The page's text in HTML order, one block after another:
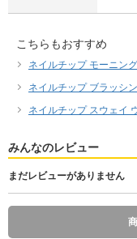
こちらもおすすめ
ネイルチップ モーニン
ネイルチップ ブラッシ
ネイルチップ スウェイ
みんなのレビュー
まだレビューがありません